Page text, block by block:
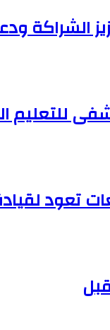
الشراكة
للتعليم